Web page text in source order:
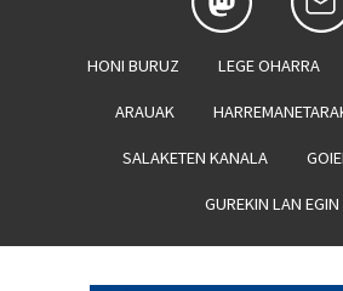
HONI BURUZ LEGE OHARRA
ARAUAK
SALAKETEN KANALA
GUREKIN LAN EGIN